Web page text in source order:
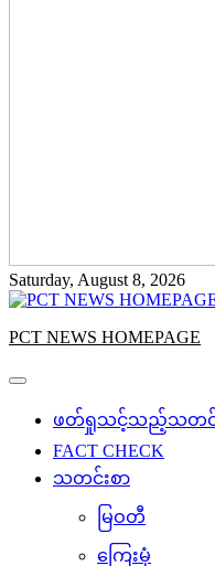
Saturday, August 8, 2026
PCT NEWS HOMEPAGE
ဖတ်ရှုသင့်သည့်သတင်း
FACT CHECK
သတင်းစာ
မြဝတီ
ကြေးမုံ